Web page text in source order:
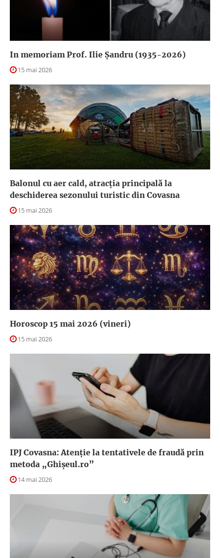
In memoriam Prof. Ilie Șandru (1935-2026)
15 mai 2026
Balonul cu aer cald, atracția principală la
deschiderea sezonului turistic din Covasna
15 mai 2026
Horoscop 15 mai 2026 (vineri)
15 mai 2026
IPJ Covasna: Atenție la tentativele de fraudă prin
metoda „Ghișeul.ro”
14 mai 2026